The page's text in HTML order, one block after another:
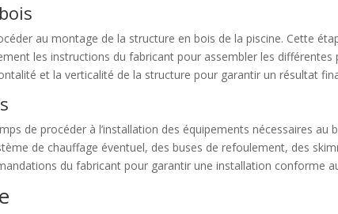
au montage de la structure en bois de la piscine. Cette
les instructions du fabricant pour assembler les différentes
et la verticalité de la structure pour garantir un résultat
de procéder à l’installation des équipements nécessaires au
de chauffage éventuel, des buses de refoulement, des
du fabricant pour garantir une installation conforme